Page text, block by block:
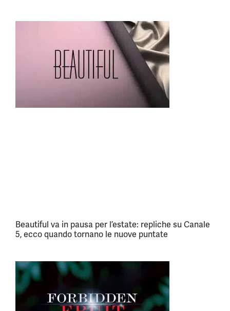
Beautiful va in pausa per l’estate: repliche su Canale
5, ecco quando tornano le nuove puntate